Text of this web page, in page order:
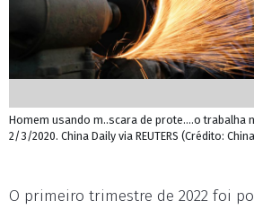
Homem usando m..scara de prote....o trabalha
2/3/2020. China Daily via REUTERS (Crédito:
O primeiro trimestre de 2022 foi